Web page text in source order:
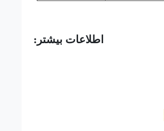
اطلاعات بیشتر: